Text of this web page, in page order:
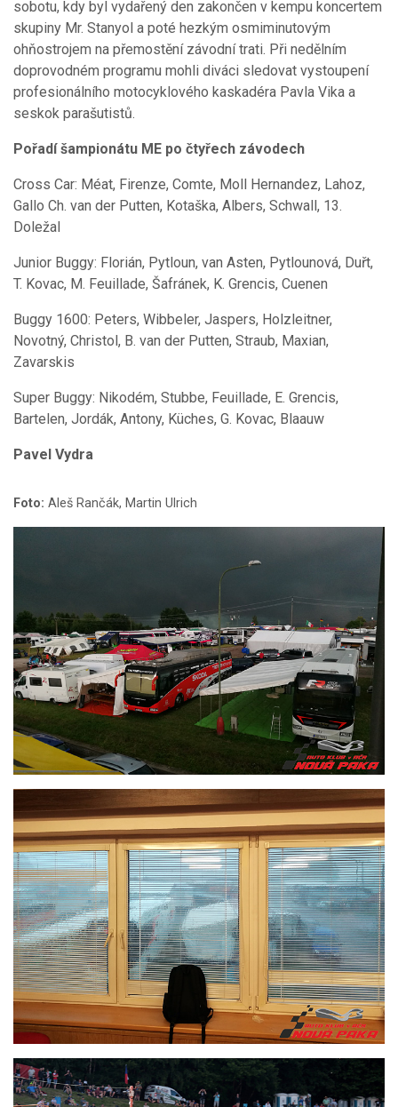
sobotu, kdy byl vydařený den zakončen v kempu koncertem
skupiny Mr. Stanyol a poté hezkým osmiminutovým
ohňostrojem na přemostění závodní trati. Při nedělním
doprovodném programu mohli diváci sledovat vystoupení
profesionálního motocyklového kaskadéra Pavla Vika a
seskok parašutistů.
Pořadí šampionátu ME po čtyřech závodech
Cross Car: Méat, Firenze, Comte, Moll Hernandez, Lahoz,
Gallo Ch. van der Putten, Kotaška, Albers, Schwall, 13.
Doležal
Junior Buggy: Florián, Pytloun, van Asten, Pytlounová, Duřt,
T. Kovac, M. Feuillade, Šafránek, K. Grencis, Cuenen
Buggy 1600: Peters, Wibbeler, Jaspers, Holzleitner,
Novotný, Christol, B. van der Putten, Straub, Maxian,
Zavarskis
Super Buggy: Nikodém, Stubbe, Feuillade, E. Grencis,
Bartelen, Jordák, Antony, Küches, G. Kovac, Blaauw
Pavel Vydra
Foto: Aleš Rančák, Martin Ulrich